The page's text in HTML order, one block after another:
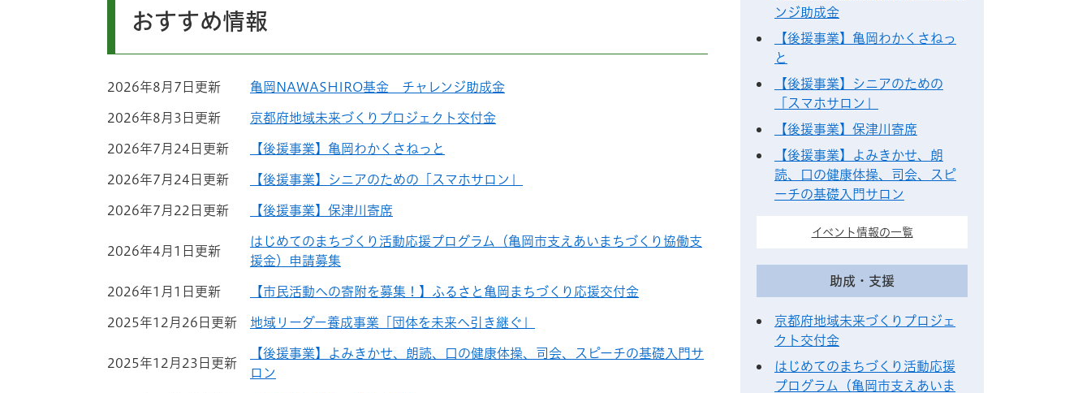
おすすめ情報
2026年8月7日更新 亀岡NAWASHIRO基金 チャレンジ助成金
2026年8月3日更新 京都府地域未来づくりプロジェクト交付金
2026年7月24日更新 【後援事業】亀岡わかくさねっと
2026年7月24日更新 【後援事業】シニアのための「スマホサロン」
2026年7月22日更新 【後援事業】保津川寄席
2026年4月1日更新
はじめてのまちづくり活動応援プログラム（亀岡市支えあいまちづくり協働支
援金）申請募集
2026年1月1日更新 【市民活動への寄附を募集！】ふるさと亀岡まちづくり応援交付金
2025年12月26日更新 地域リーダー養成事業「団体を未来へ引き継ぐ」
2025年12月23日更新
【後援事業】よみきかせ、朗読、口の健康体操、司会、スピーチの基礎入門サ
ロン
ンジ助成金
【後援事業】亀岡わかくさねっ
と
【後援事業】シニアのための
「スマホサロン」
【後援事業】保津川寄席
【後援事業】よみきかせ、朗
読、口の健康体操、司会、スピ
ーチの基礎入門サロン
イベント情報の一覧
助成・支援
京都府地域未来づくりプロジェ
クト交付金
はじめてのまちづくり活動応援
プログラム（亀岡市支えあいま